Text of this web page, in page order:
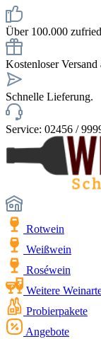
Über 100.000
Kostenloser
Schnelle Lieferung.
Service: 02456 /
Rotwein
Weißwein
Roséwein
Weitere
Probierpakete
Angebote